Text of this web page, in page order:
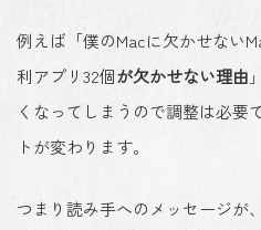
例えば「僕のMacに欠かせない
利アプリ32個が欠かせない理由
くなってしまうので調整は必要
トが変わります。
つまり読み手へのメッセージが